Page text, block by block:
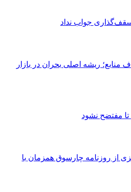
سقف‌گذاری جواب نداد
منابع؛ ریشه اصلی بحران در بازار
مفتضح نشود
از روزنامه چارسوق همزمان با